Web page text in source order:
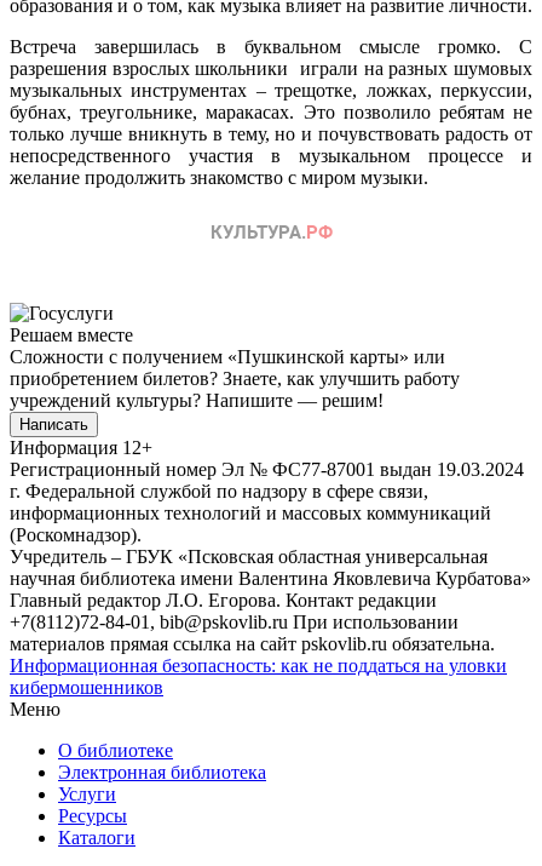
образования и о том, как музыка влияет на развитие личности.
Встреча завершилась в буквальном смысле громко. С
разрешения взрослых школьники играли на разных шумовых
музыкальных инструментах – трещотке, ложках, перкуссии,
бубнах, треугольнике, маракасах. Это позволило ребятам не
только лучше вникнуть в тему, но и почувствовать радость от
непосредственного участия в музыкальном процессе и
желание продолжить знакомство с миром музыки.
Решаем вместе
Сложности с получением «Пушкинской карты» или
приобретением билетов? Знаете, как улучшить работу
учреждений культуры? Напишите — решим!
Написать
Информация 12+
Регистрационный номер Эл № ФС77-87001 выдан 19.03.2024
г. Федеральной службой по надзору в сфере связи,
информационных технологий и массовых коммуникаций
(Роскомнадзор).
Учредитель – ГБУК «Псковская областная универсальная
научная библиотека имени Валентина Яковлевича Курбатова»
Главный редактор Л.О. Егорова. Контакт редакции
+7(8112)72-84-01, bib@pskovlib.ru При использовании
материалов прямая ссылка на сайт pskovlib.ru обязательна.
Информационная безопасность: как не поддаться на уловки
кибермошенников
Меню
О библиотеке
Электронная библиотека
Услуги
Ресурсы
Каталоги